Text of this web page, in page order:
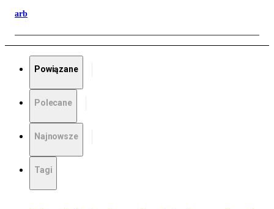
arb
Powiązane
Polecane
Najnowsze
Tagi